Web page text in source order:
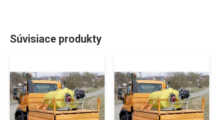
Súvisiace produkty